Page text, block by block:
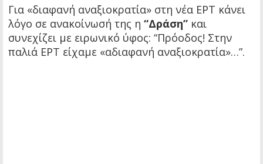
Για «διαφανή αναξιοκρατία» στη νέα ΕΡΤ κάνει
λόγο σε ανακοίνωσή της η “Δράση” και
συνεχίζει με ειρωνικό ύφος: “Πρόοδος! Στην
παλιά ΕΡΤ είχαμε «αδιαφανή αναξιοκρατία»…”.